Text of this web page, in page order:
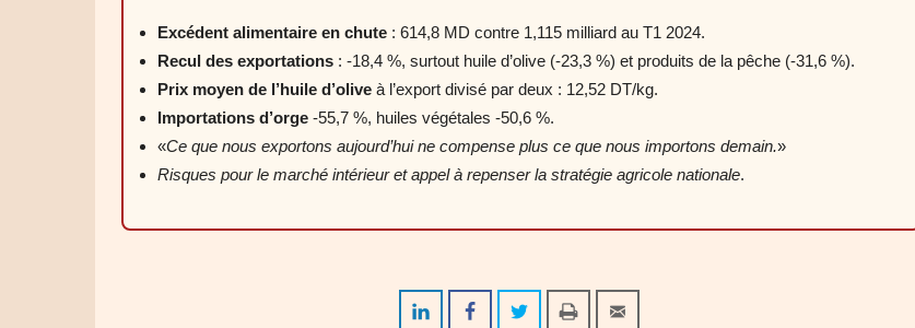
Excédent alimentaire en chute : 614,8 MD contre 1,115 milliard au T1 2024.
Recul des exportations : -18,4 %, surtout huile d’olive (-23,3 %) et produits de la pêche (-31,6 %).
Prix moyen de l’huile d’olive à l’export divisé par deux : 12,52 DT/kg.
Importations d’orge -55,7 %, huiles végétales -50,6 %.
«Ce que nous exportons aujourd’hui ne compense plus ce que nous importons demain.»
Risques pour le marché intérieur et appel à repenser la stratégie agricole nationale.